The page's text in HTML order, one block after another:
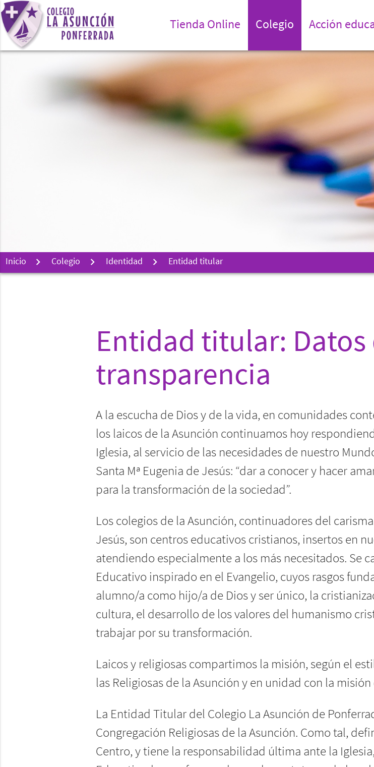
Tienda Online Colegio Acción
Inicio Colegio Identidad Entidad titular
Entidad titular: Datos
transparencia
A la escucha de Dios y de la vida, en comunidades
los laicos de la Asunción continuamos hoy
Iglesia, al servicio de las necesidades de nuestro
Santa Mª Eugenia de Jesús: “dar a conocer y hacer
para la transformación de la sociedad”.
Los colegios de la Asunción, continuadores del
Jesús, son centros educativos cristianos, insertos en
atendiendo especialmente a los más necesitados. Se
Educativo inspirado en el Evangelio, cuyos rasgos
alumno/a como hijo/a de Dios y ser único, la
cultura, el desarrollo de los valores del humanismo
trabajar por su transformación.
Laicos y religiosas compartimos la misión, según el
las Religiosas de la Asunción y en unidad con la
La Entidad Titular del Colegio La Asunción de
Congregación Religiosas de la Asunción. Como tal,
Centro, y tiene la responsabilidad última ante la